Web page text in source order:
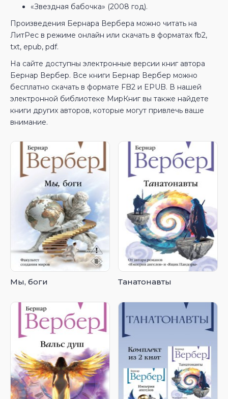
«Звездная бабочка» (2008 год).
Произведения Бернара Вербера можно читать на
ЛитРес в режиме онлайн или скачать в форматах fb2,
txt, epub, pdf.
На сайте доступны электронные версии книг автора
Бернар Вербер. Все книги Бернар Вербер можно
бесплатно скачать в формате FB2 и EPUB. В нашей
электронной библиотеке МирКниг вы также найдете
книги других авторов, которые могут привлечь ваше
внимание.
Мы, боги Танатонавты